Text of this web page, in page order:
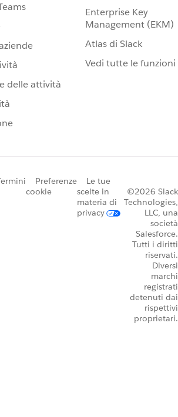
delle attività
Enterprise Key
Management (EKM)
Atlas di Slack
Vedi tutte le funzioni
Preferenze
cookie
Le tue
scelte in
materia di
privacy
©2026 Slack
Technologies,
LLC, una
società
Salesforce.
Tutti i diritti
riservati.
Diversi
marchi
registrati
detenuti dai
rispettivi
proprietari.